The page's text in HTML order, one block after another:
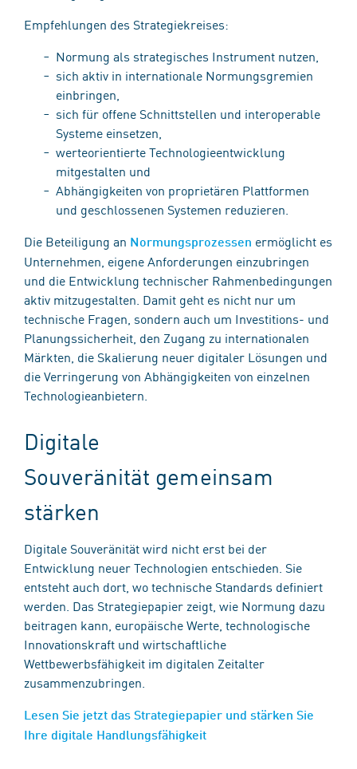
Empfehlungen des Strategiekreises:
Normung als strategisches Instrument nutzen,
sich aktiv in internationale Normungsgremien
einbringen,
sich für offene Schnittstellen und interoperable
Systeme einsetzen,
werteorientierte Technologieentwicklung
mitgestalten und
Abhängigkeiten von proprietären Plattformen
und geschlossenen Systemen reduzieren.
Die Beteiligung an Normungsprozessen ermöglicht es
Unternehmen, eigene Anforderungen einzubringen
und die Entwicklung technischer Rahmenbedingungen
aktiv mitzugestalten. Damit geht es nicht nur um
technische Fragen, sondern auch um Investitions- und
Planungssicherheit, den Zugang zu internationalen
Märkten, die Skalierung neuer digitaler Lösungen und
die Verringerung von Abhängigkeiten von einzelnen
Technologieanbietern.
Digitale
Souveränität gemeinsam
stärken
Digitale Souveränität wird nicht erst bei der
Entwicklung neuer Technologien entschieden. Sie
entsteht auch dort, wo technische Standards definiert
werden. Das Strategiepapier zeigt, wie Normung dazu
beitragen kann, europäische Werte, technologische
Innovationskraft und wirtschaftliche
Wettbewerbsfähigkeit im digitalen Zeitalter
zusammenzubringen.
Lesen Sie jetzt das Strategiepapier und stärken Sie
Ihre digitale Handlungsfähigkeit